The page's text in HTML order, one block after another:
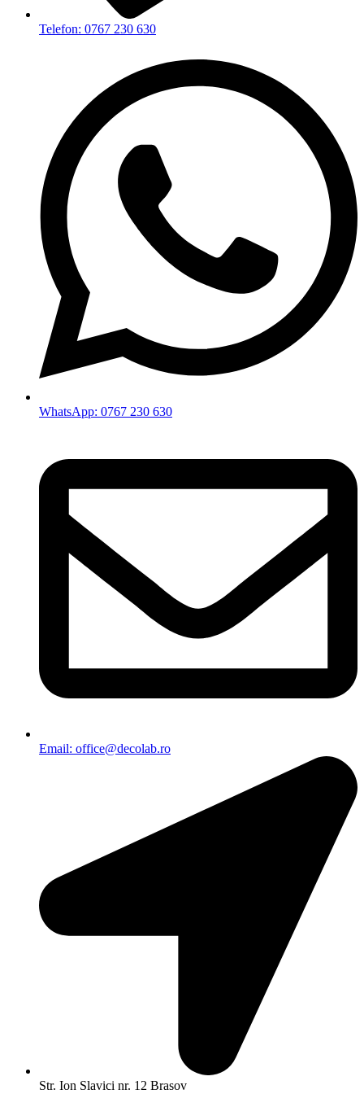
Telefon: 0767 230 630
WhatsApp: 0767 230 630
Email: office@decolab.ro
Str. Ion Slavici nr. 12 Brasov